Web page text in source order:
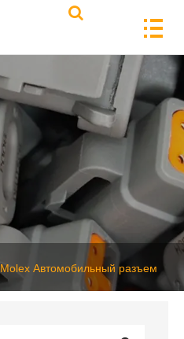
Molex Автомобильный разъем